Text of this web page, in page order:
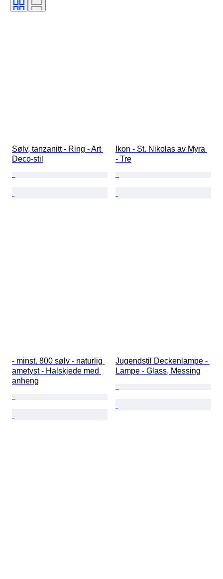
Striking
Sølv, tanzanitt - Ring - Art
Deco-stil
Ikon - St. Nikolas av Myra
- Tre
- minst. 800 sølv - naturlig
ametyst - Halskjede med
anheng
Jugendstil Deckenlampe -
Lampe - Glass, Messing